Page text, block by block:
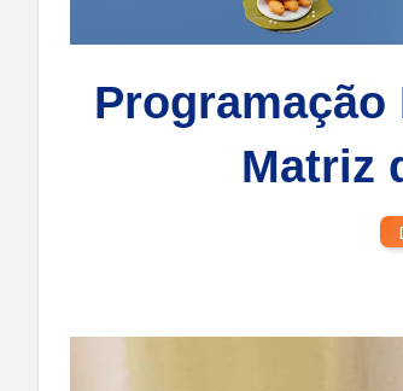
Programação
Matriz